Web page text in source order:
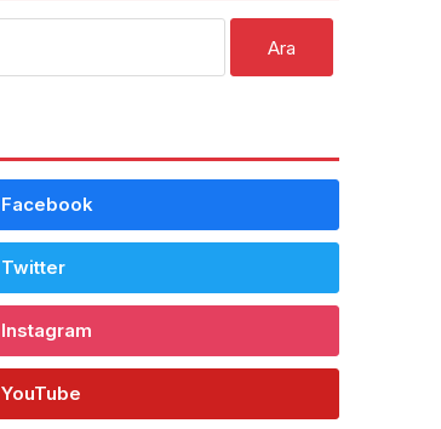
Facebook
Twitter
Instagram
YouTube